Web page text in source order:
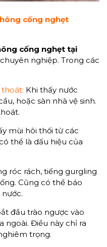
cống nghẹt
cống nghẹt tại
nghiệp. Trong các
Khi thấy nước
hoặc sàn nhà vệ sinh.
mùi hôi thối từ các
thể là dấu hiệu của
róc rách, tiếng gurgling
Cũng có thể báo
đầu trào ngược vào
ngoài. Điều này chỉ ra
trọng.